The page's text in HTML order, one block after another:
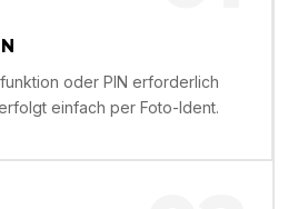
oder PIN erforderlich
einfach per Foto-Ident.